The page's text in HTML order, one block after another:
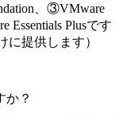
、③VMware
Essentials Plusです
提供します）
か？